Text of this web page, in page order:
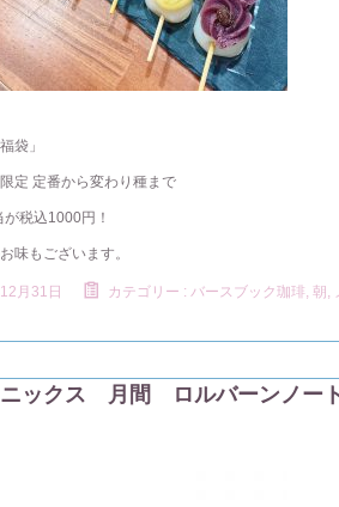
袋」
定 定番から変わり種まで
税込1000円！
味もございます。
月31日 カテゴリー : バースブック珈琲 朝,
ニックス 月間 ロルバーンノー